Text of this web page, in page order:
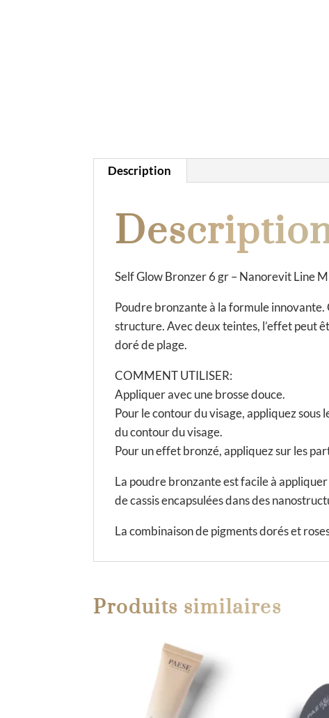
Description
Self Glow Bronzer 6 gr – Nanorevit Line
Poudre bronzante à la formule innovante.
structure. Avec deux teintes, l’effet peut
doré de plage.
COMMENT UTILISER:
Appliquer avec une brosse douce.
Pour le contour du visage, appliquez sous
du contour du visage.
Pour un effet bronzé, appliquez sur les
La poudre bronzante est facile à appliquer
de cassis encapsulées dans des
La combinaison de pigments dorés et
Produits similaires